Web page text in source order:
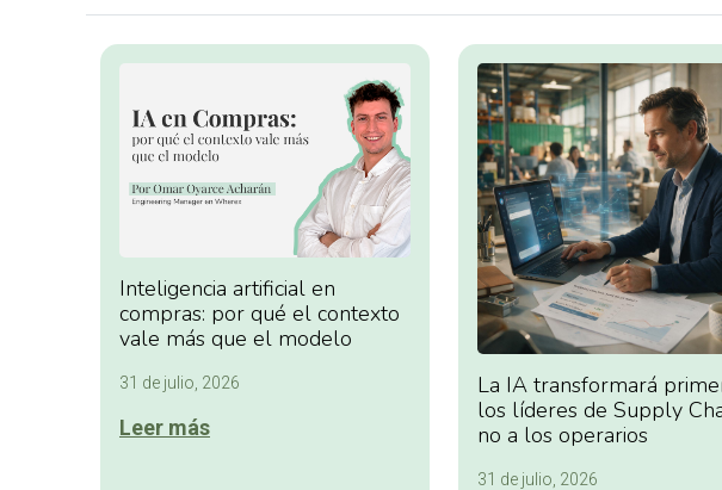
Inteligencia artificial en
compras: por qué el contexto
vale más que el modelo
31 de julio, 2026
Leer más
La IA transformará
los líderes de Supply
no a los operarios
31 de julio, 2026